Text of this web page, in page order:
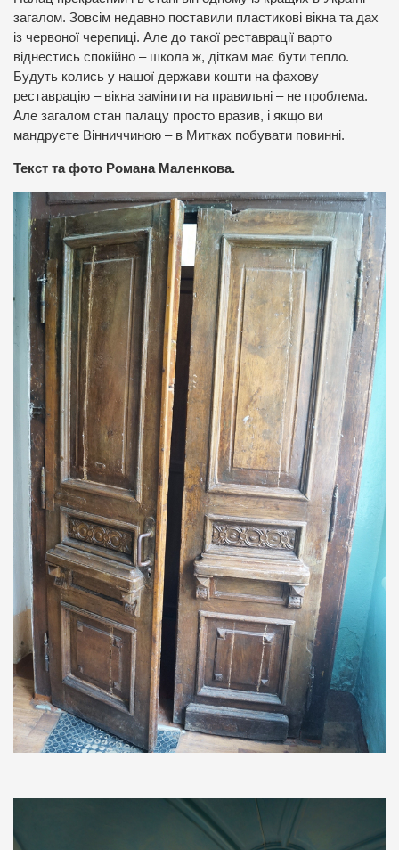
загалом. Зовсім недавно поставили пластикові вікна та дах
із червоної черепиці. Але до такої реставрації варто
віднестись спокійно – школа ж, діткам має бути тепло.
Будуть колись у нашої держави кошти на фахову
реставрацію – вікна замінити на правильні – не проблема.
Але загалом стан палацу просто вразив, і якщо ви
мандруєте Вінниччиною – в Митках побувати повинні.
Текст та фото Романа Маленкова.